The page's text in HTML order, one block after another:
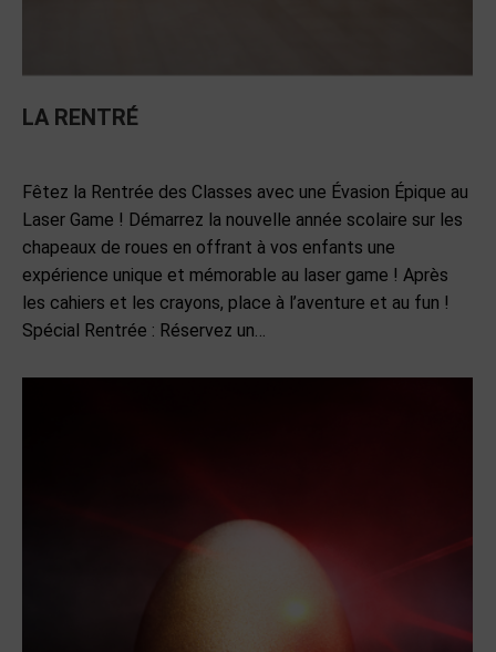
LA RENTRÉ
Fêtez la Rentrée des Classes avec une Évasion Épique au
Laser Game ! Démarrez la nouvelle année scolaire sur les
chapeaux de roues en offrant à vos enfants une
expérience unique et mémorable au laser game ! Après
les cahiers et les crayons, place à l’aventure et au fun !
Spécial Rentrée : Réservez un…